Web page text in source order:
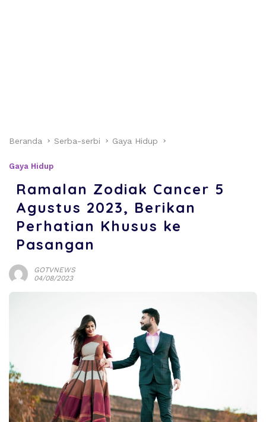
Beranda Serba-serbi Gaya Hidup
Gaya Hidup
Ramalan Zodiak Cancer 5
Agustus 2023, Berikan
Perhatian Khusus ke
Pasangan
GOTVNEWS
04/08/2023